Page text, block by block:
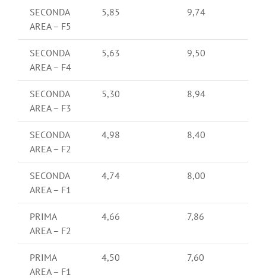
SECONDA
AREA – F5
5,85 9,74
SECONDA
AREA – F4
5,63 9,50
SECONDA
AREA – F3
5,30 8,94
SECONDA
AREA – F2
4,98 8,40
SECONDA
AREA – F1
4,74 8,00
PRIMA
AREA – F2
4,66 7,86
PRIMA
AREA – F1
4,50 7,60